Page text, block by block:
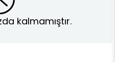
kalmamıştır.